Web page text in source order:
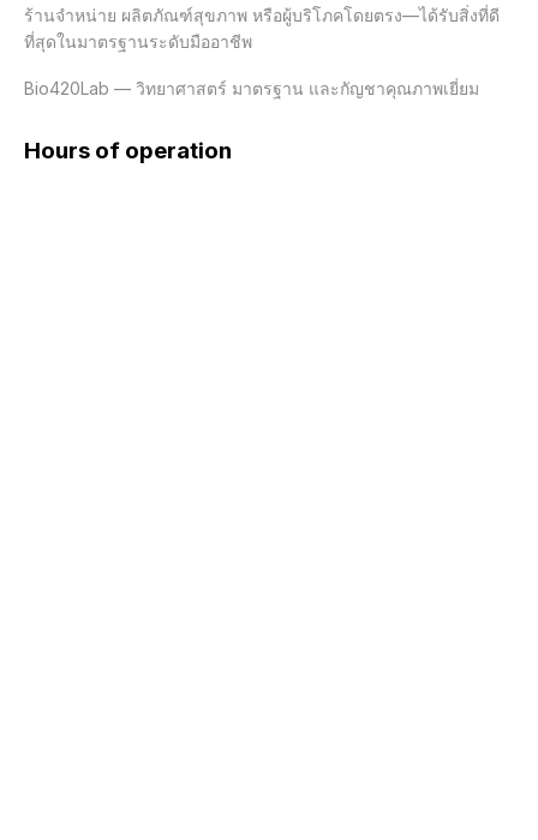
ร้านจำหน่าย ผลิตภัณฑ์สุขภาพ หรือผู้บริโภคโดยตรง—ได้รับสิ่งที่ดี
ที่สุดในมาตรฐานระดับมืออาชีพ
Hours of operation